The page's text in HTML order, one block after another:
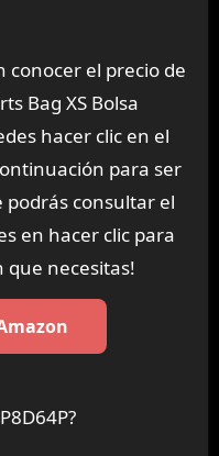
conocer el precio de
Bag XS Bolsa
hacer clic en el
para ser
consultar el
en hacer clic para
necesitas!